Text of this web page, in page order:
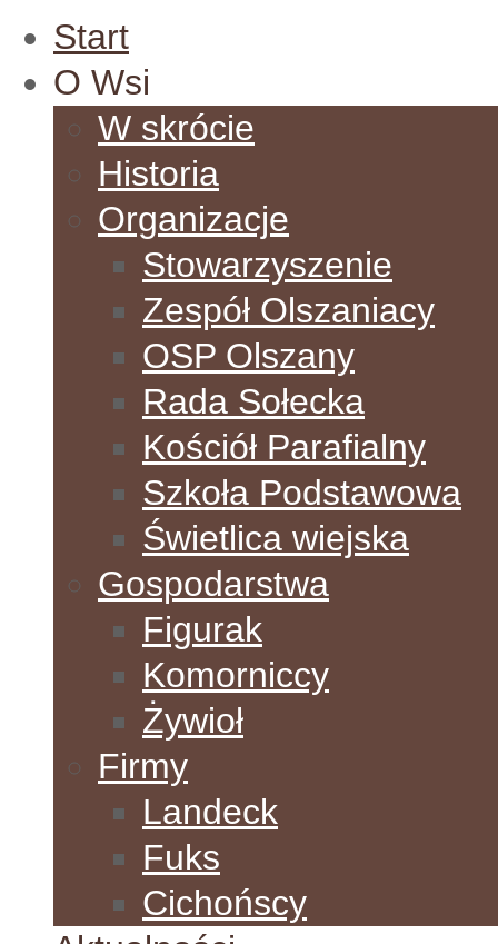
Start
O Wsi
W skrócie
Historia
Organizacje
Stowarzyszenie
Zespół Olszaniacy
OSP Olszany
Rada Sołecka
Kościół Parafialny
Szkoła Podstawowa
Świetlica wiejska
Gospodarstwa
Figurak
Komorniccy
Żywioł
Firmy
Landeck
Fuks
Cichońscy